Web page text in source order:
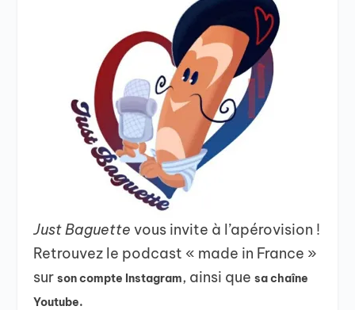
Just Baguettevous invite à l’apérovision !
Retrouvez le podcast « made in France »
surson compte Instagram, ainsi quesa chaîne
Youtube.